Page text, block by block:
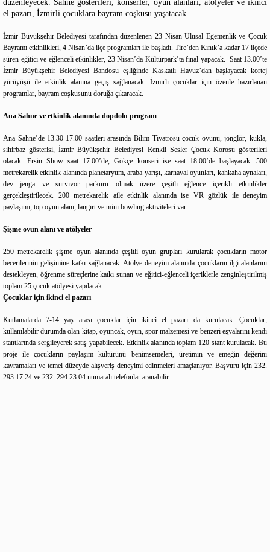
düzenleyecek. Sahne gösterileri, konserler, oyun alanları, atölyeler ve ikinci
el pazarı, İzmirli çocuklara bayram coşkusu yaşatacak.
İzmir Büyükşehir Belediyesi tarafından düzenlenen 23 Nisan Ulusal Egemenlik ve Çocuk
Bayramı etkinlikleri, 4 Nisan’da ilçe programları ile başladı. Tire’den Kınık’a kadar 17 ilçede
süren eğitici ve eğlenceli etkinlikler, 23 Nisan’da Kültürpark’ta final yapacak. Saat 13.00’te
İzmir Büyükşehir Belediyesi Bandosu eşliğinde Kaskatlı Havuz’dan başlayacak kortej
yürüyüşü ile etkinlik alanına geçiş sağlanacak. İzmirli çocuklar için özenle hazırlanan
programlar, bayram coşkusunu doruğa çıkaracak.
Ana Sahne ve etkinlik alanında dopdolu program
Ana Sahne’de 13.30-17.00 saatleri arasında Bilim Tiyatrosu çocuk oyunu, jonglör, kukla,
sihirbaz gösterisi, İzmir Büyükşehir Belediyesi Renkli Sesler Çocuk Korosu gösterileri
olacak. Ersin Show saat 17.00’de, Gökçe konseri ise saat 18.00’de başlayacak. 500
metrekarelik etkinlik alanında planetaryum, araba yarışı, karnaval oyunları, kahkaha aynaları,
dev jenga ve survivor parkuru olmak üzere çeşitli eğlence içerikli etkinlikler
gerçekleştirilecek. 200 metrekarelik aile etkinlik alanında ise VR gözlük ile deneyim
paylaşımı, top oyun alanı, langırt ve mini bowling aktiviteleri var.
Şişme oyun alanı ve atölyeler
250 metrekarelik şişme oyun alanında çeşitli oyun grupları kurularak çocukların motor
becerilerinin gelişimine katkı sağlanacak. Atölye deneyim alanında çocukların ilgi alanlarını
destekleyen, öğrenme süreçlerine katkı sunan ve eğitici-eğlenceli içeriklerle zenginleştirilmiş
toplam 25 çocuk atölyesi yapılacak.
Çocuklar için ikinci el pazarı
Kutlamalarda 7-14 yaş arası çocuklar için ikinci el pazarı da kurulacak. Çocuklar,
kullanılabilir durumda olan kitap, oyuncak, oyun, spor malzemesi ve benzeri eşyalarını kendi
stantlarında sergileyerek satış yapabilecek. Etkinlik alanında toplam 120 stant kurulacak. Bu
proje ile çocukların paylaşım kültürünü benimsemeleri, üretimin ve emeğin değerini
kavramaları ve temel düzeyde alışveriş deneyimi edinmeleri amaçlanıyor. Başvuru için 232.
293 17 24 ve 232. 294 23 04 numaralı telefonlar aranabilir.